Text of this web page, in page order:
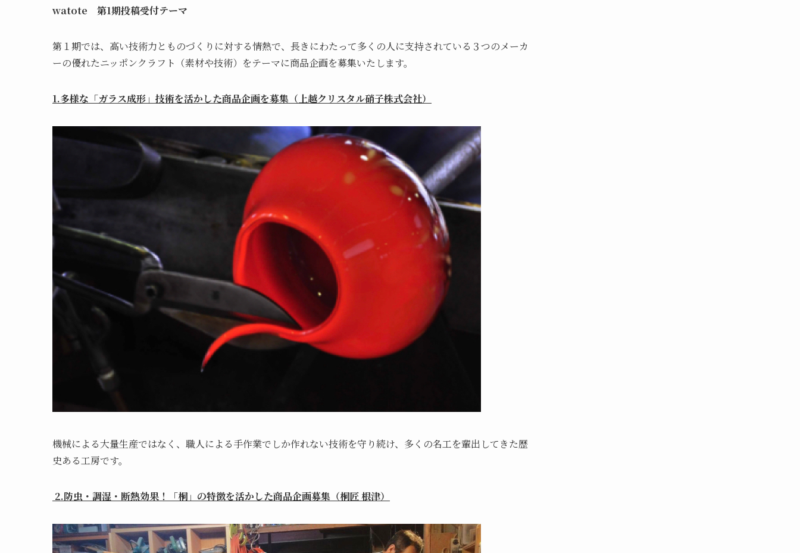
watote 第1期投稿受付テーマ
第１期では、高い技術力とものづくりに対する情熱で、長きにわたって多くの人に支持されている３つのメーカ
ーの優れたニッポンクラフト（素材や技術）をテーマに商品企画を募集いたします。
1.多様な「ガラス成形」技術を活かした商品企画を募集（上越クリスタル硝子株式会社）
機械による大量生産ではなく、職人による手作業でしか作れない技術を守り続け、多くの名工を輩出してきた歴
史ある工房です。
2.防虫・調湿・断熱効果！「桐」の特徴を活かした商品企画募集（桐匠 根津）